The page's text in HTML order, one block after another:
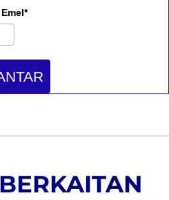
Emel*